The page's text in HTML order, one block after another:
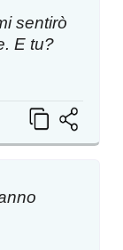
sentirò
E tu?